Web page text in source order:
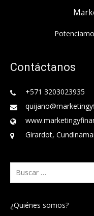
Contáctanos
+571 3203023935
Girardot,
Buscar:
¿Quiénes somos?